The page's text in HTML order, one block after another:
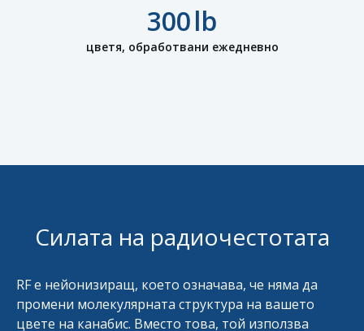
300lb
цветя, обработвани ежедневно
Силата на радиочестотата
RF е нейонизиращ, което означава, че няма да
промени молекулярната структура на вашето
цвете на канабис. Вместо това, той използва